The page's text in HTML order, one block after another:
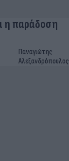
η παράδοση
Παναγιώτης
Αλεξανδρόπουλος